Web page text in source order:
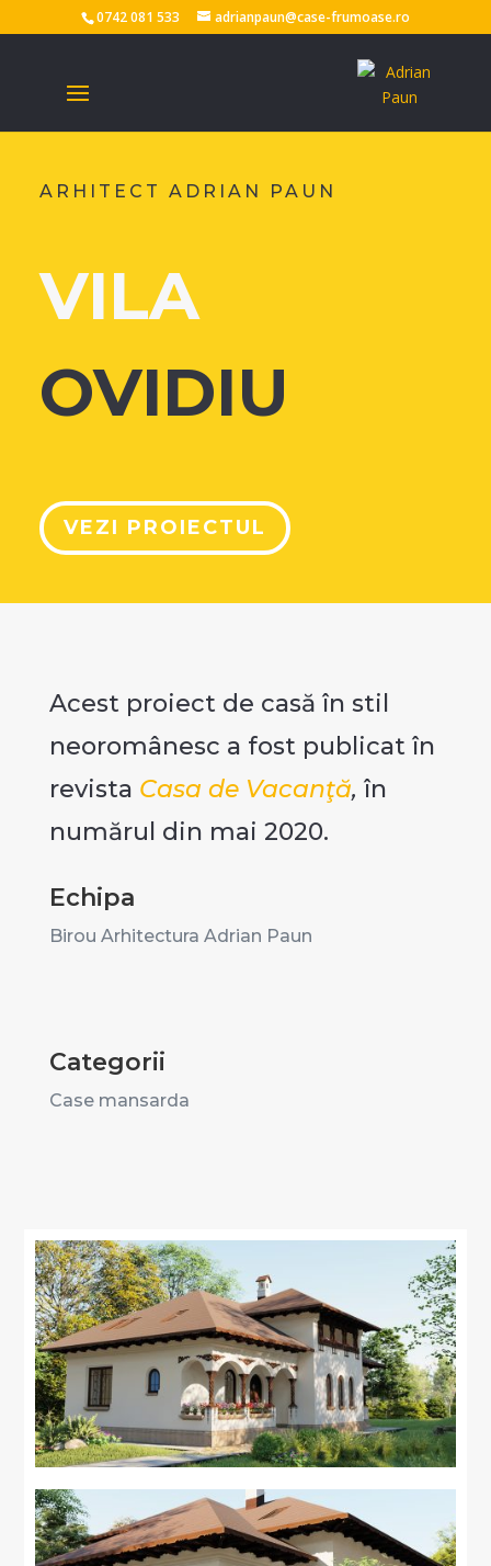
0742 081 533 adrianpaun@case-frumoase.ro
ARHITECT ADRIAN PAUN
VILA
OVIDIU
VEZI PROIECTUL
Acest proiect de casă în stil
neoromânesc a fost publicat în
revista Casa de Vacanţă, în
numărul din mai 2020.
Echipa
Birou Arhitectura Adrian Paun
Categorii
Case mansarda